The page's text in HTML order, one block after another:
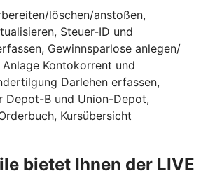
löschen/anstoßen,
Steuer-ID und
Gewinnsparlose anlegen/
Kontokorrent und
Darlehen erfassen,
Depot-B und Union-Depot,
Kursübersicht
bietet Ihnen der LIVE